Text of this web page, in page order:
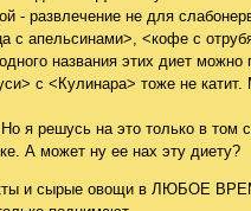
- развлечение не для
с апельсинами>, <кофе с
названия этих диет можно
с <Кулинара> тоже не
я решусь на это только в том
А может ну ее нах эту диету?
и сырые овощи в ЛЮБОЕ